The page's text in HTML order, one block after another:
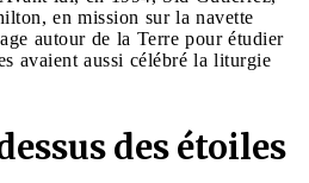
en mission sur la navette
autour de la Terre pour étudier
avaient aussi célébré la liturgie
des étoiles